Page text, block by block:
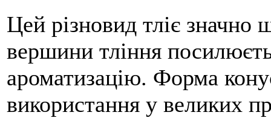
Цей різновид тліє
вершини тління
ароматизацію. Форма
використання у великих